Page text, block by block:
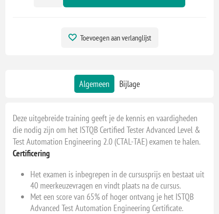
Toevoegen aan verlanglijst
Algemeen Bijlage
Deze uitgebreide training geeft je de kennis en vaardigheden
die nodig zijn om het ISTQB Certified Tester Advanced Level &
Test Automation Engineering 2.0 (CTAL-TAE) examen te halen.
Certificering
Het examen is inbegrepen in de cursusprijs en bestaat uit
40 meerkeuzevragen en vindt plaats na de cursus.
Met een score van 65% of hoger ontvang je het ISTQB
Advanced Test Automation Engineering Certificate.